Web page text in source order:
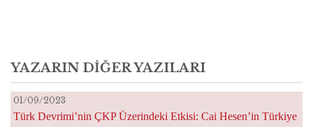
YAZARIN DIĞER YAZILARI
01/09/2023
Türk Devrimi’nin ÇKP Üzerindeki Etkisi: Cai Hesen’in Türkiye